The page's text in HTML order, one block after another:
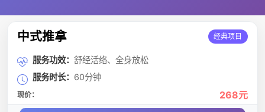
中式推拿 经典项目
服务功效： 舒经活络、全身放松
服务时长： 60分钟
现价： 268元